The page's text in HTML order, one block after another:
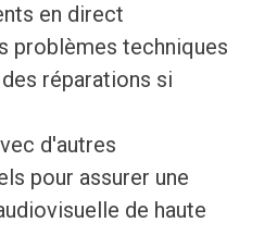
en direct
problèmes techniques
réparations si
d'autres
pour assurer une
de haute